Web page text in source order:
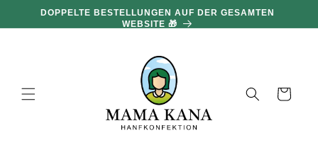
und zumDOPPELTE BESTELLUNGEN AUF DER GESAMTEN
WEBSITE 🎁
Warenkorb